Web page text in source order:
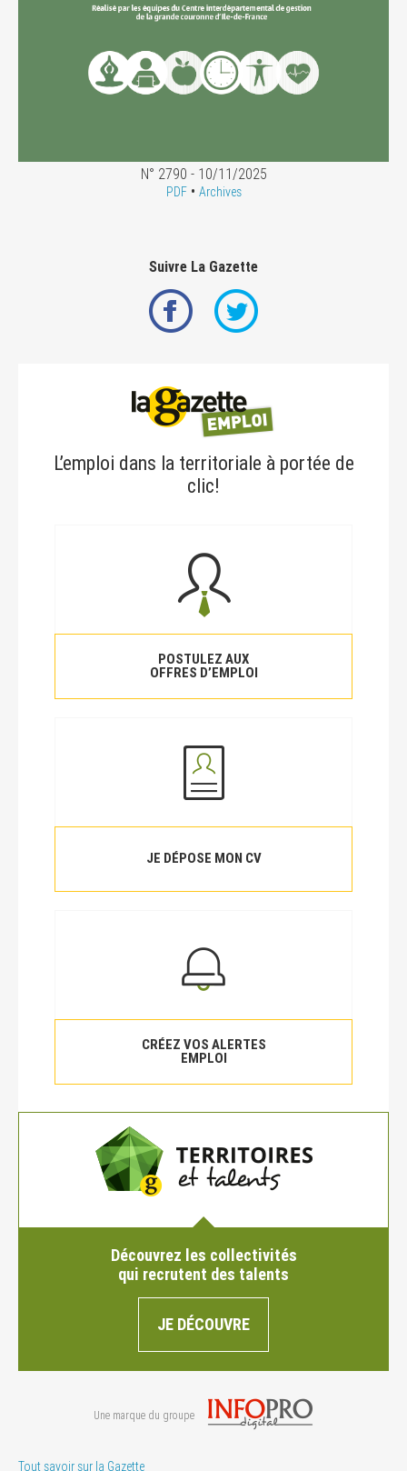
N° 2790 - 10/11/2025
PDF• Archives
Suivre La Gazette
L’emploi dans la territoriale à portée de
clic!
POSTULEZ AUX
OFFRES D’EMPLOI
JE DÉPOSE MON CV
CRÉEZ VOS ALERTES
EMPLOI
Découvrez les collectivités
qui recrutent des talents
JE DÉCOUVRE
Une marque du groupe
Tout savoir sur la Gazette